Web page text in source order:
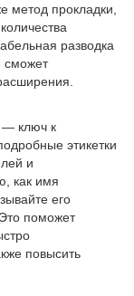
метод прокладки,
разводка
сможет
— ключ к
этикетки
и
как имя
его
поможет
повысить